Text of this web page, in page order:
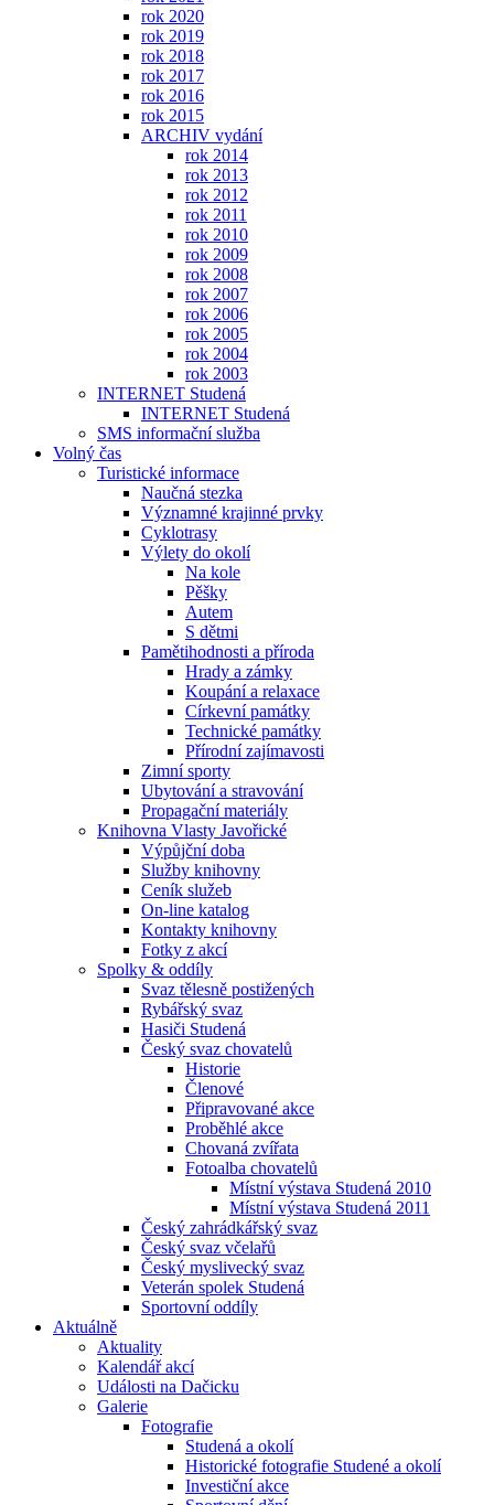
rok 2020
rok 2019
rok 2018
rok 2017
rok 2016
rok 2015
ARCHIV vydání
rok 2014
rok 2013
rok 2012
rok 2011
rok 2010
rok 2009
rok 2008
rok 2007
rok 2006
rok 2005
rok 2004
rok 2003
INTERNET Studená
INTERNET Studená
SMS informační služba
Volný čas
Turistické informace
Naučná stezka
Významné krajinné prvky
Cyklotrasy
Výlety do okolí
Na kole
Pěšky
Autem
S dětmi
Pamětihodnosti a příroda
Hrady a zámky
Koupání a relaxace
Církevní památky
Technické památky
Přírodní zajímavosti
Zimní sporty
Ubytování a stravování
Propagační materiály
Knihovna Vlasty Javořické
Výpůjční doba
Služby knihovny
Ceník služeb
On-line katalog
Kontakty knihovny
Fotky z akcí
Spolky & oddíly
Svaz tělesně postižených
Rybářský svaz
Hasiči Studená
Český svaz chovatelů
Historie
Členové
Připravované akce
Proběhlé akce
Chovaná zvířata
Fotoalba chovatelů
Místní výstava Studená 2010
Místní výstava Studená 2011
Český zahrádkářský svaz
Český svaz včelařů
Český myslivecký svaz
Veterán spolek Studená
Sportovní oddíly
Aktuálně
Aktuality
Kalendář akcí
Události na Dačicku
Galerie
Fotografie
Studená a okolí
Historické fotografie Studené a okolí
Investiční akce